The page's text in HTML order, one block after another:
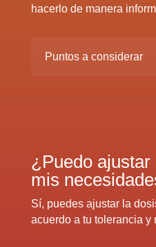
hacerlo de manera
Puntos a considerar
¿Puedo
mis
Sí, puedes ajustar la
acuerdo a tu tolerancia y